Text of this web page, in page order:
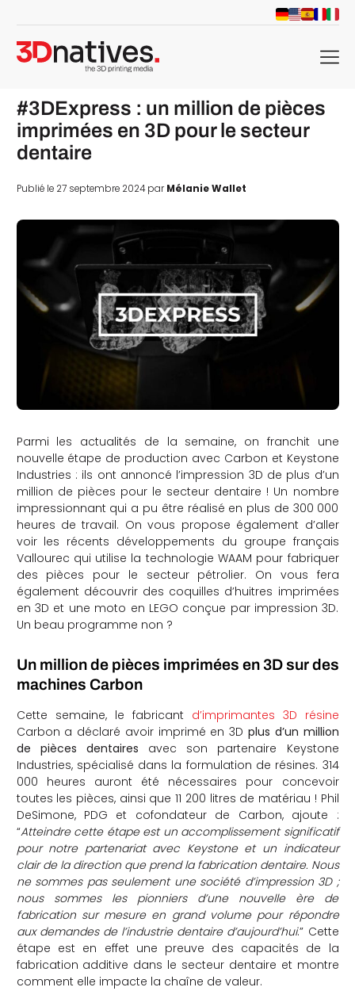
menu
#3DExpress : un million de pièces
imprimées en 3D pour le secteur
dentaire
Publié le 27 septembre 2024 parMélanie Wallet
Parmi les actualités de la semaine, on franchit une
nouvelle étape de production avec Carbon et Keystone
Industries : ils ont annoncé l’impression 3D de plus d’un
million de pièces pour le secteur dentaire ! Un nombre
impressionnant qui a pu être réalisé en plus de 300 000
heures de travail. On vous propose également d’aller
voir les récents développements du groupe français
Vallourec qui utilise la technologie WAAM pour fabriquer
des pièces pour le secteur pétrolier. On vous fera
également découvrir des coquilles d’huitres imprimées
en 3D et une moto en LEGO conçue par impression 3D.
Un beau programme non ?
Un million de pièces imprimées en 3D sur des
machines Carbon
Cette semaine, le fabricant d’imprimantes 3D résine
Carbon a déclaré avoir imprimé en 3D plus d’un million
de pièces dentaires avec son partenaire Keystone
Industries, spécialisé dans la formulation de résines. 314
000 heures auront été nécessaires pour concevoir
toutes les pièces, ainsi que 11 200 litres de matériau ! Phil
DeSimone, PDG et cofondateur de Carbon, ajoute :
“Atteindre cette étape est un accomplissement significatif
pour notre partenariat avec Keystone et un indicateur
clair de la direction que prend la fabrication dentaire. Nous
ne sommes pas seulement une société d’impression 3D ;
nous sommes les pionniers d’une nouvelle ère de
fabrication sur mesure en grand volume pour répondre
aux demandes de l’industrie dentaire d’aujourd’hui.” Cette
étape est en effet une preuve des capacités de la
fabrication additive dans le secteur dentaire et montre
comment elle impacte la chaîne de valeur.